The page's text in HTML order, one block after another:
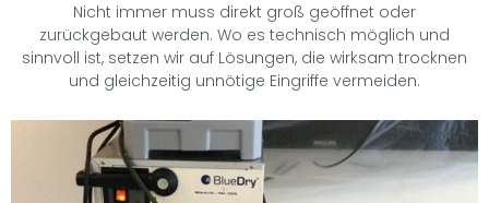
Nicht immer muss direkt groß geöffnet oder
zurückgebaut werden. Wo es technisch möglich und
sinnvoll ist, setzen wir auf Lösungen, die wirksam trocknen
und gleichzeitig unnötige Eingriffe vermeiden.